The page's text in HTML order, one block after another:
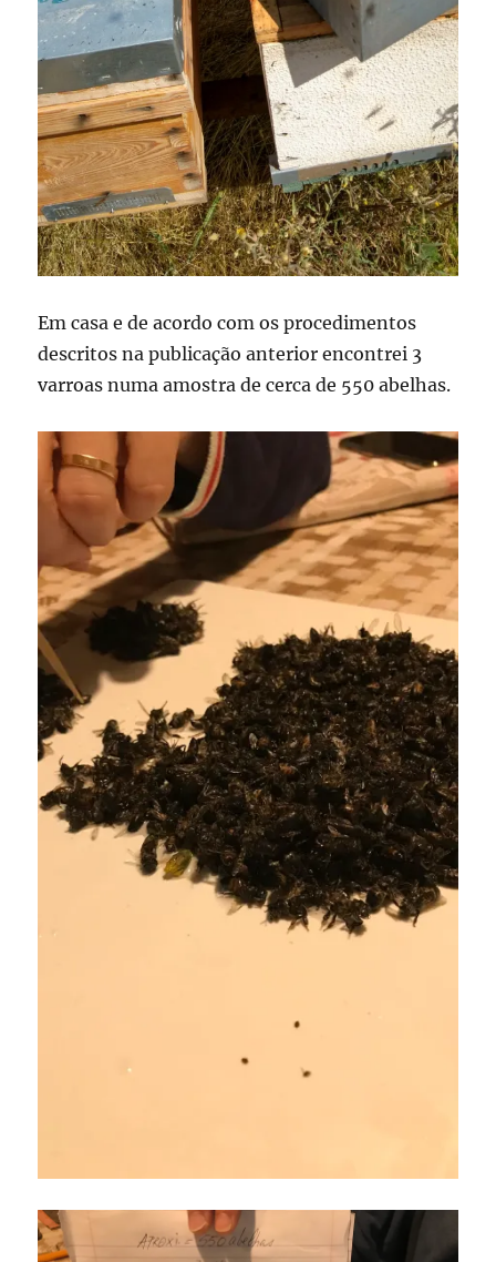
Em casa e de acordo com os procedimentos
descritos na publicação anterior encontrei 3
varroas numa amostra de cerca de 550 abelhas.